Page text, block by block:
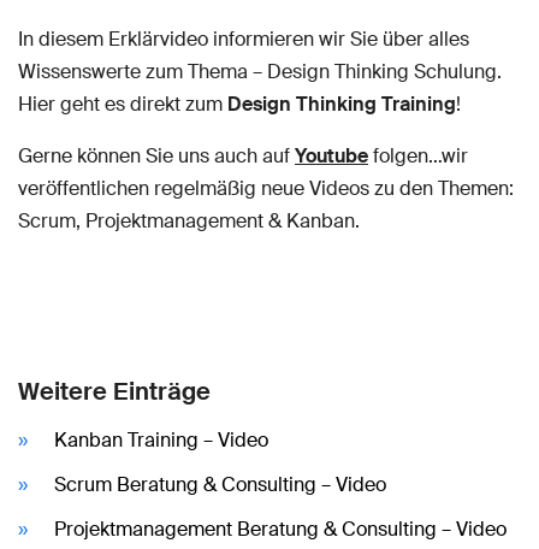
In diesem Erklärvideo informieren wir Sie über alles
Wissenswerte zum Thema – Design Thinking Schulung.
Hier geht es direkt zum Design Thinking Training!
Gerne können Sie uns auch aufYoutubefolgen…wir
veröffentlichen regelmäßig neue Videos zu den Themen:
Scrum, Projektmanagement & Kanban.
Weitere Einträge
Kanban Training – Video
Scrum Beratung & Consulting – Video
Projektmanagement Beratung & Consulting – Video